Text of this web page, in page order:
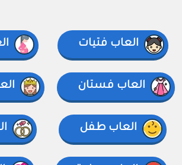
العاب فتيات
العاب فستان
العاب طفل